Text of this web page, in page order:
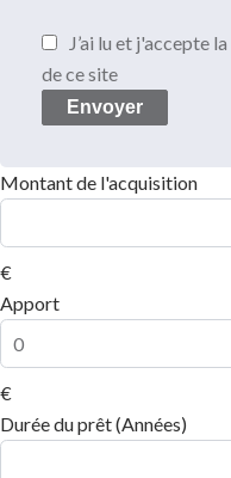
J’ai lu et j'accepte la
de ce site
Envoyer
Montant de l'acquisition
€
Apport
€
Durée du prêt (Années)